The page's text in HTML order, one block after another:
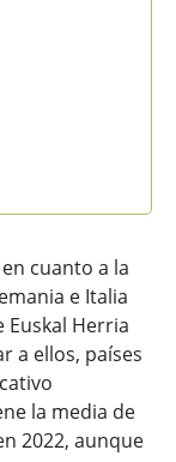
cuanto a la
e Italia
Herria
a ellos, países
la media de
2022, aunque